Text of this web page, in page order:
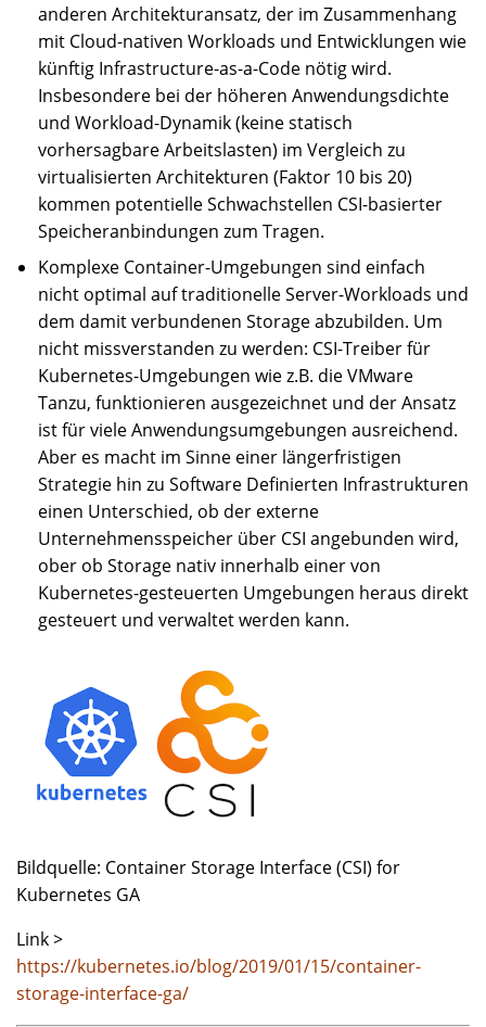
anderen Architekturansatz, der im Zusammenhang
mit Cloud-nativen Workloads und Entwicklungen wie
künftig Infrastructure-as-a-Code nötig wird.
Insbesondere bei der höheren Anwendungsdichte
und Workload-Dynamik (keine statisch
vorhersagbare Arbeitslasten) im Vergleich zu
virtualisierten Architekturen (Faktor 10 bis 20)
kommen potentielle Schwachstellen CSI-basierter
Speicheranbindungen zum Tragen.
Komplexe Container-Umgebungen sind einfach
nicht optimal auf traditionelle Server-Workloads und
dem damit verbundenen Storage abzubilden. Um
nicht missverstanden zu werden: CSI-Treiber für
Kubernetes-Umgebungen wie z.B. die VMware
Tanzu, funktionieren ausgezeichnet und der Ansatz
ist für viele Anwendungsumgebungen ausreichend.
Aber es macht im Sinne einer längerfristigen
Strategie hin zu Software Definierten Infrastrukturen
einen Unterschied, ob der externe
Unternehmensspeicher über CSI angebunden wird,
ober ob Storage nativ innerhalb einer von
Kubernetes-gesteuerten Umgebungen heraus direkt
gesteuert und verwaltet werden kann.
Bildquelle: Container Storage Interface (CSI) for
Kubernetes GA
Link >
https://kubernetes.io/blog/2019/01/15/container-
storage-interface-ga/